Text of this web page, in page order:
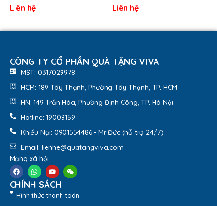
Balo Sinh Viên 4 Ngăn Màu Đen BL139-
Liên hệ Liên hệ
CÔNG TY CỔ PHẦN QUÀ TẶNG VIVA
MST: 0317029978
HCM: 189 Tây Thạnh, Phường Tây Thạnh, TP. HCM
HN: 149 Trần Hòa, Phường Định Công, TP. Hà Nội
Hotline: 19008159
Khiếu Nại: 0901554486 - Mr Đức (hỗ trợ 24/7)
Email: lienhe@quatangviva.com
Mạng xã hội
CHÍNH SÁCH
Hình thức thanh toán